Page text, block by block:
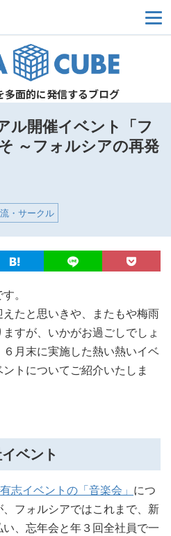
メ
多面的に発信するブログ
ル開催イベント「フ
～フォルシアの再発
・サークル
。
たと思いきや、またもや梅雨
すが、いかがお過ごしでしょ
月末に実施した熱い熱いイベ
トについてご紹介いたしま
ベント
有志イベントの「音楽会」 につ
フォルシアではこれまで、新
、忘年会と年３回全社員で一